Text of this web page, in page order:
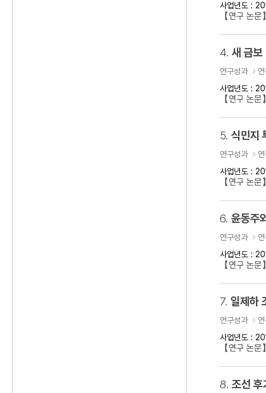
사업년도 :
【연구 논
4. 새 금보
연구성과
사업년도 :
【연구 논
5. 식민지
연구성과
사업년도 :
【연구 논
6. 윤동주
연구성과
사업년도 :
【연구 논
7. 일제하
연구성과
사업년도 :
【연구 논
8. 조선